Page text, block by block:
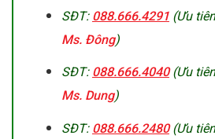
SĐT: 088.666.4291(Ưu
Ms. Đông)
SĐT: 088.666.4040(Ưu
Ms. Dung)
SĐT: 088.666.2480(Ưu